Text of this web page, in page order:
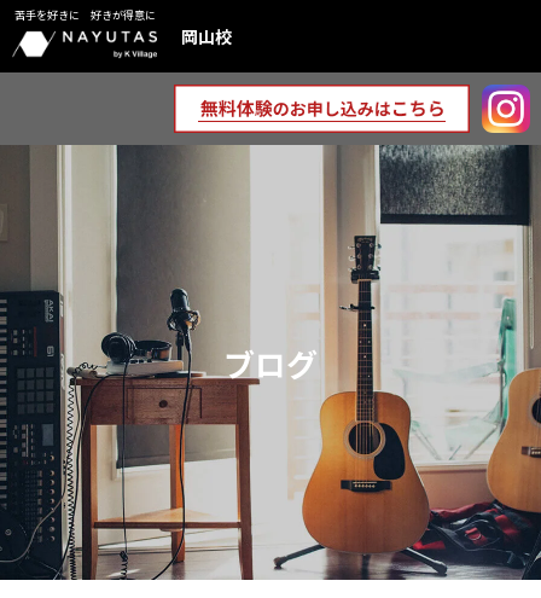
苦手を好きに 好きが得意に
岡山校
ブログ